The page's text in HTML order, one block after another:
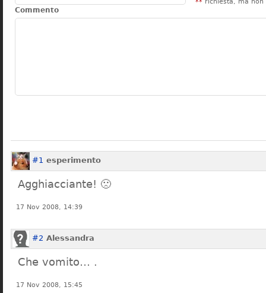
Commento
#1 esperimento
Agghiacciante! 🙁
17 Nov 2008, 14:39
#2 Alessandra
Che vomito… .
17 Nov 2008, 15:45